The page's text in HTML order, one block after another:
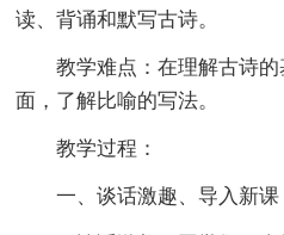
读、背诵和默写古诗。
教学难点：在理解古诗
面，了解比喻的写法。
教学过程：
一、谈话激趣、导入新课